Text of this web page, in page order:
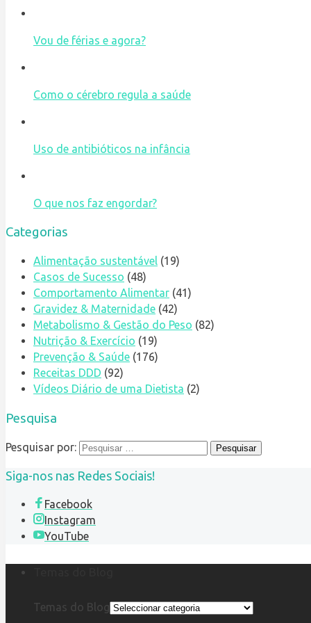
Vou de férias e agora?
Como o cérebro regula a saúde
Uso de antibióticos na infância
O que nos faz engordar?
Categorias
Alimentação sustentável (19)
Casos de Sucesso (48)
Comportamento Alimentar (41)
Gravidez & Maternidade (42)
Metabolismo & Gestão do Peso (82)
Nutrição & Exercício (19)
Prevenção & Saúde (176)
Receitas DDD (92)
Vídeos Diário de uma Dietista (2)
Pesquisa
Pesquisar por:
Siga-nos nas Redes Sociais!
Facebook
Instagram
YouTube
Temas do Blog